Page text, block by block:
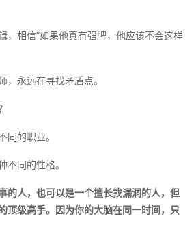
，相信“如果他真有强牌，他应该不会这样
，永远在寻找矛盾点。
同的职业。
不同的性格。
的人，也可以是一个擅长找漏洞的人，但
顶级高手。因为你的大脑在同一时间，只